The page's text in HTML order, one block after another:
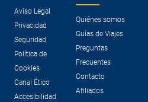
Aviso Legal
Privacidad
Seguridad
Política de
Cookies
Canal Ético
Accesibilidad
Quiénes somos
Guías de Viajes
Preguntas
Frecuentes
Contacto
Afiliados